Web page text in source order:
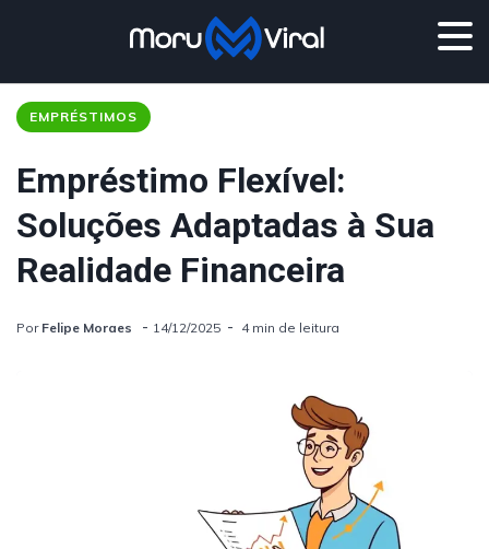
EMPRÉSTIMOS
Empréstimo Flexível:
Soluções Adaptadas à Sua
Realidade Financeira
Por Felipe Moraes 14/12/2025 4 min de leitura